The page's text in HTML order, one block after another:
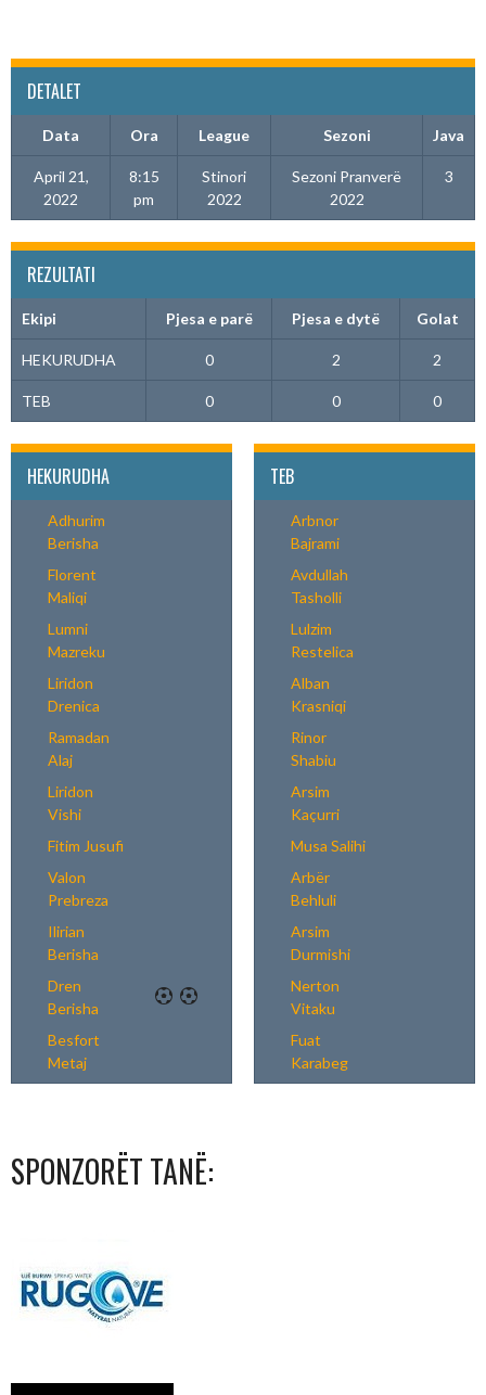
DETALET
Data Ora League Sezoni Java
April 21,
2022
8:15
pm
Stinori
2022
Sezoni Pranverë
2022
3
REZULTATI
Ekipi Pjesa e parë Pjesa e dytë Golat
HEKURUDHA 0 2 2
TEB 0 0 0
HEKURUDHA
Adhurim
Berisha
Florent
Maliqi
Lumni
Mazreku
Liridon
Drenica
Ramadan
Alaj
Liridon
Vishi
Fitim Jusufi
Valon
Prebreza
Ilirian
Berisha
Dren
Berisha
Besfort
Metaj
TEB
Arbnor
Bajrami
Avdullah
Tasholli
Lulzim
Restelica
Alban
Krasniqi
Rinor
Shabiu
Arsim
Kaçurri
Musa Salihi
Arbër
Behluli
Arsim
Durmishi
Nerton
Vitaku
Fuat
Karabeg
SPONZORËT TANË: